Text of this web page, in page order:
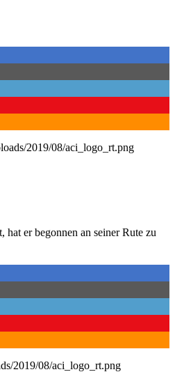
2019/08/aci_logo_rt.png
er begonnen an seiner Rute zu
2019/08/aci_logo_rt.png